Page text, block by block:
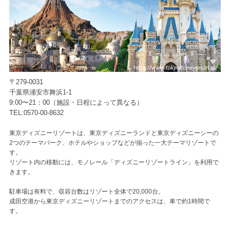
〒279-0031
千葉県浦安市舞浜1-1
9:00〜21：00（施設・日程によって異なる）
TEL:0570-00-8632
東京ディズニーリゾートは、東京ディズニーランドと東京ディズニーシーの
2つのテーマパーク、ホテルやショップなどが揃った一大テーマリゾートで
す。
リゾート内の移動には、モノレール「ディズニーリゾートライン」を利用で
きます。
駐車場は有料で、収容台数はリゾート全体で20,000台。
成田空港から東京ディズニーリゾートまでのアクセスは、車で約1時間で
す。